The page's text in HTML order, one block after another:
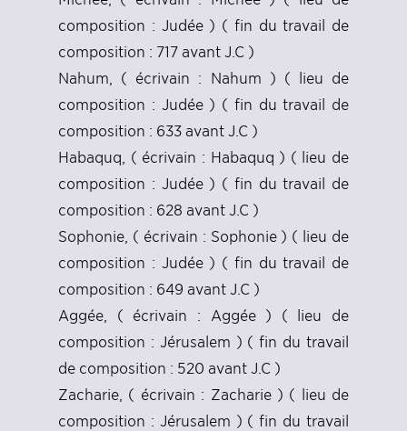
composition : Judée ) ( fin du travail de
composition : 717 avant J.C )
Nahum, ( écrivain : Nahum ) ( lieu de
composition : Judée ) ( fin du travail de
composition : 633 avant J.C )
Habaquq, ( écrivain : Habaquq ) ( lieu de
composition : Judée ) ( fin du travail de
composition : 628 avant J.C )
Sophonie, ( écrivain : Sophonie ) ( lieu de
composition : Judée ) ( fin du travail de
composition : 649 avant J.C )
Aggée, ( écrivain : Aggée ) ( lieu de
composition : Jérusalem ) ( fin du travail
de composition : 520 avant J.C )
Zacharie, ( écrivain : Zacharie ) ( lieu de
composition : Jérusalem ) ( fin du travail